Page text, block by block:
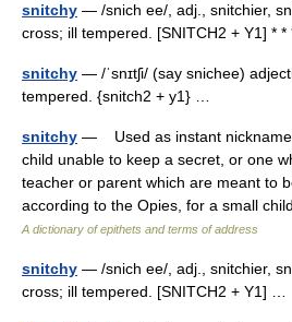
snitchy — /snich ee/, adj., snitchier,
cross; ill tempered. [SNITCH2 + Y1] *
snitchy — /ˈsnɪtʃi/ (say snichee)
tempered. {snitch2 + y1} …
snitchy — Used as instant
child unable to keep a secret, or one
teacher or parent which are meant to
according to the Opies, for a small
A dictionary of epithets and terms of address
snitchy — /snich ee/, adj., snitchier,
cross; ill tempered. [SNITCH2 + Y1] …